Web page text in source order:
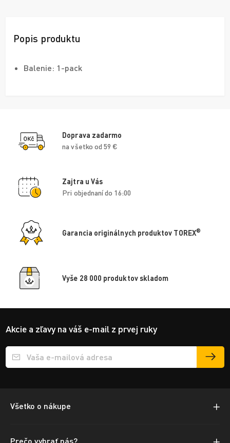
Popis produktu
Balenie: 1-pack
Doprava zadarmo
na všetko od 59 €
Zajtra u Vás
Pri objednaní do 16:00
Garancia originálnych produktov TOREX®
Vyše 28 000 produktov skladom
Akcie a zľavy na váš e-mail z prvej ruky
Přihlášení e-mailu k odběru
Všetko o nákupe
Prečo vybrať nás?